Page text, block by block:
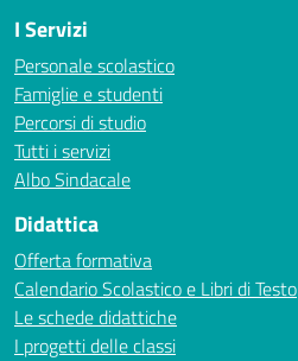
I Servizi
Personale scolastico
Famiglie e studenti
Percorsi di studio
Tutti i servizi
Albo Sindacale
Didattica
Offerta formativa
Calendario Scolastico e Libri di Testo
Le schede didattiche
I progetti delle classi